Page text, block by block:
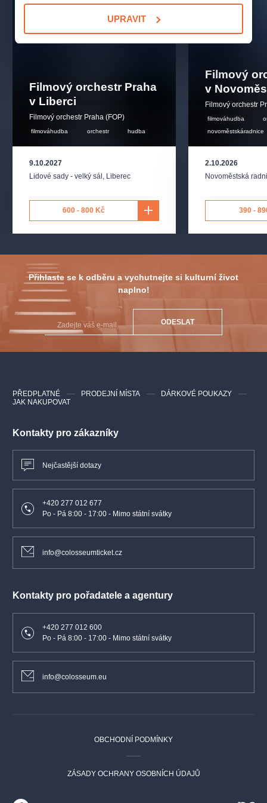
UPRAVIT
Koncert je jedinečnou oslavou české filmové hudební tvorby.
Aranžmá skladeb:Radim Linhart
Filmový orchestr Praha
v Liberci
Filmový orchestr Praha (FOP)
filmováhudba orchestr hudba
9.10.2027
Lidové sady - velký sál Liberec
600 - 800 Kč
Filmový
v
Filmový orchestr
filmováhudba
novoměstskáradnice
2.10.2026
Novoměstská
390 -
Přihlaste se k odběru a vychutnejte si kulturní život
naplno!
ODESLAT
Kontakty pro zákazníky
Nejčastější dotazy
+420 277 012 677
Po - Pá 8:00 - 17:00 - Mimo státní svátky
info@colosseumticket.cz
Kontakty pro pořadatele a agentury
+420 277 012 600
Po - Pá 8:00 - 17:00 - Mimo státní svátky
info@colosseum.eu
PŘEDPLATNÉ PRODEJNÍ MÍSTA
DÁRKOVÉ POUKAZY
JAK NAKUPOVAT
OBCHODNÍ PODMÍNKY
ZÁSADY OCHRANY OSOBNÍCH ÚDAJŮ